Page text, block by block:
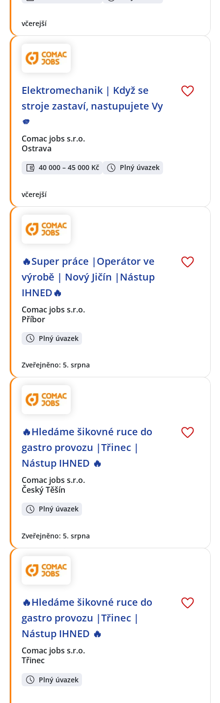
včerejší
Elektromechanik | Když se
stroje zastaví, nastupujete Vy
🫵
Comac jobs s.r.o.
Ostrava
40 000 – 45 000 Kč Plný úvazek
včerejší
🔥Super práce |Operátor ve
výrobě | Nový Jičín |Nástup
IHNED🔥
Comac jobs s.r.o.
Příbor
Plný úvazek
Zveřejněno: 5. srpna
🔥Hledáme šikovné ruce do
gastro provozu |Třinec |
Nástup IHNED 🔥
Comac jobs s.r.o.
Český Těšín
Plný úvazek
Zveřejněno: 5. srpna
🔥Hledáme šikovné ruce do
gastro provozu |Třinec |
Nástup IHNED 🔥
Comac jobs s.r.o.
Třinec
Plný úvazek